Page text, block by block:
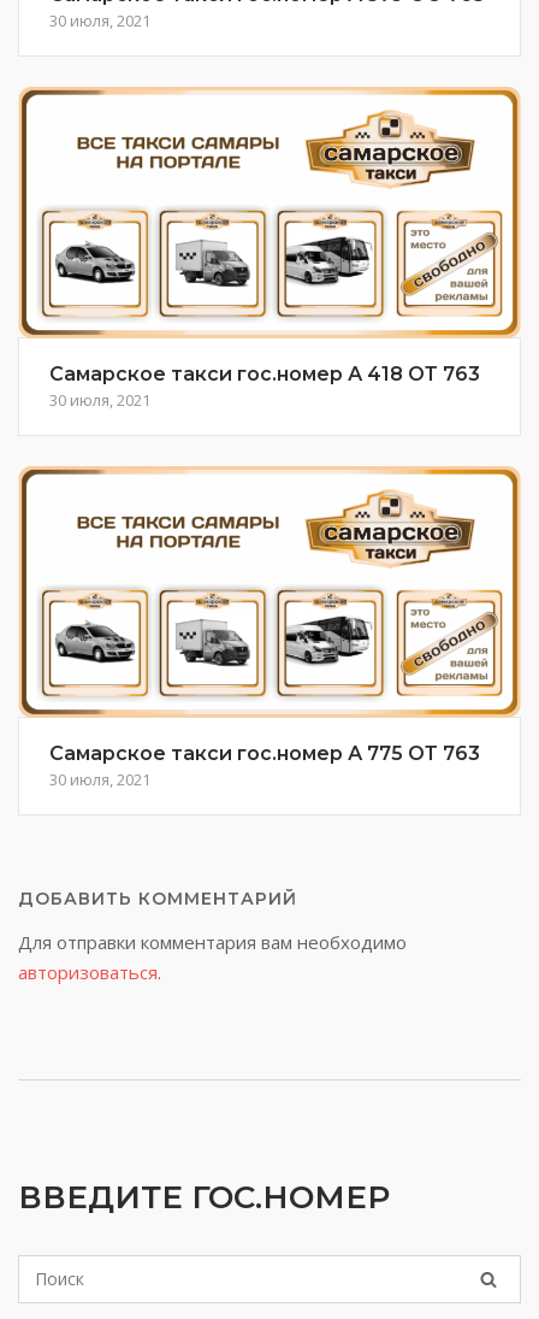
30 июля, 2021
Самарское такси гос.номер А 418 ОТ 763
30 июля, 2021
Самарское такси гос.номер А 775 ОТ 763
30 июля, 2021
ДОБАВИТЬ КОММЕНТАРИЙ
Для отправки комментария вам необходимо
авторизоваться.
ВВЕДИТЕ ГОС.НОМЕР